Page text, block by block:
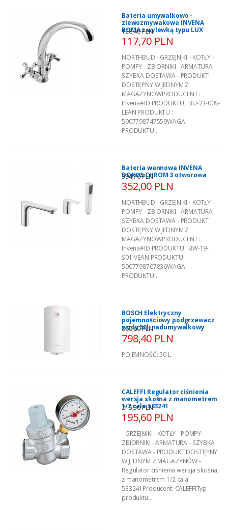
Bateria umywalkowo -
zlewozmywakowa INVENA
ROMA z wylewką typu LUX
117,70 PLN
128,40 PLN
NORTHBUD - GRZEJNIKI - KOTŁY -
POMPY - ZBIORNIKI - ARMATURA -
SZYBKA DOSTAWA - PRODUKT
DOSTĘPNY W JEDNYM Z
MAGAZYNÓWPRODUCENT :
Invena#ID PRODUKTU : BU-23-00S-
LEAN PRODUKTU :
5907798747559WAGA
PRODUKTU...
Bateria wannowa INVENA
DOKOS CHROM 3 otworowa
352,00 PLN
394,70 PLN
NORTHBUD - GRZEJNIKI - KOTŁY -
POMPY - ZBIORNIKI - ARMATURA -
SZYBKA DOSTAWA - PRODUKT
DOSTĘPNY W JEDNYM Z
MAGAZYNÓWPRODUCENT :
Invena#ID PRODUKTU : BW-19-
S01-VEAN PRODUKTU :
5907798707836WAGA
PRODUKTU...
BOSCH Elektryczny
pojemnościowy podgrzewacz
wody 50l, nadumywalkowy
798,40 PLN
860,60 PLN
POJEMNOŚĆ: 50 L
CALEFFI Regulator ciśnienia
wersja skośna z manometrem
1/2 cala 533241
195,60 PLN
215,30 PLN
- GRZEJNIKI - KOTŁY - POMPY -
ZBIORNIKI - ARMATURA - SZYBKA
DOSTAWA - PRODUKT DOSTĘPNY
W JEDNYM Z MAGAZYNÓW -
Regulator ciśnienia wersja skośna,
z manometrem 1/2 cala
533241Producent: CALEFFITyp
produktu:...